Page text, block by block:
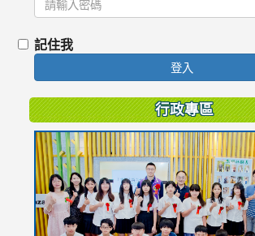
記住我
登入
行政專區